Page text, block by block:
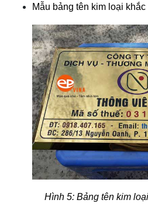
Mẫu bảng tên kim loại
Hình 5: Bảng tên kim